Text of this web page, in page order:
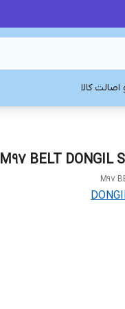
اصالت کالا
M97 BELT DONGIL
M97